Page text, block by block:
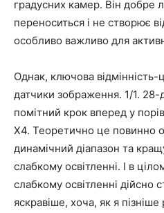
градусних камер. Він добре
переноситься і не створює
особливо важливо для
Однак, ключова
датчики зображення. 1/1.
помітний крок вперед у
X4. Теоретично це повинно
динамічний діапазон та
слабкому освітленні. І в
слабкому освітленні дійсно
яскравіше, хоча, як я пізніше